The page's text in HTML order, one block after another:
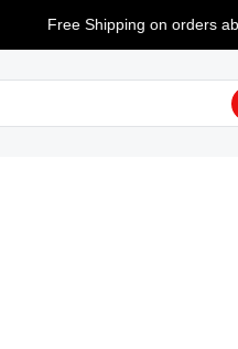
Free Shipping on orders